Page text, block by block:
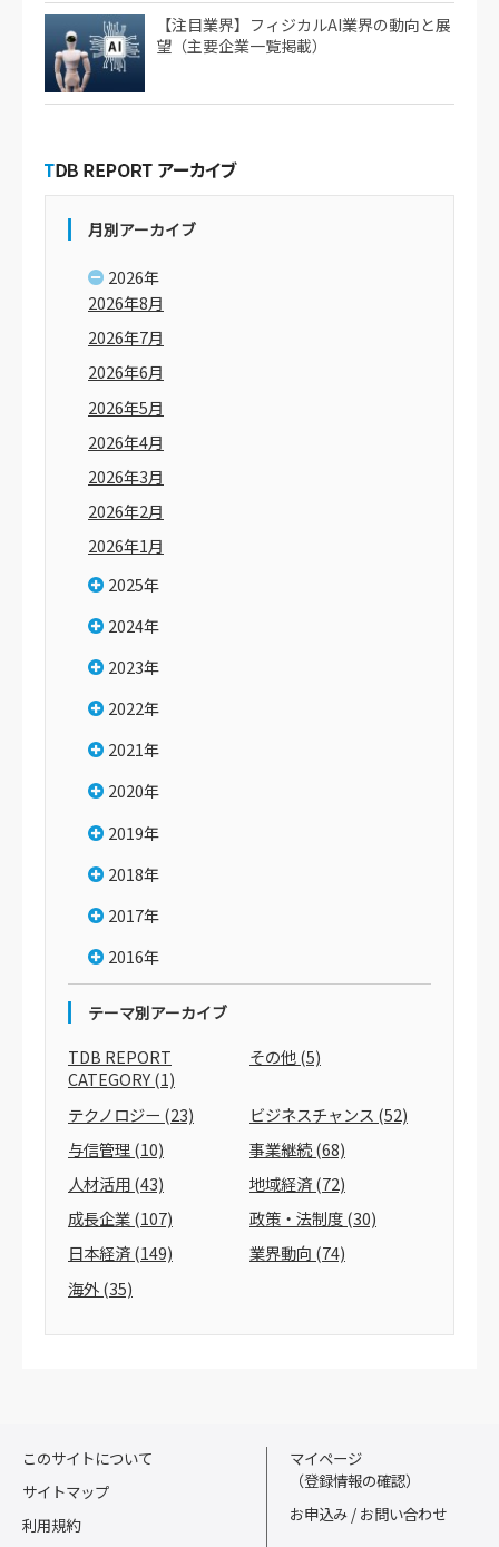
【注目業界】フィジカルAI業界の動向と展
望（主要企業一覧掲載）
月別アーカイブ
2026年
2026年8月
2026年7月
2026年6月
2026年5月
2026年4月
2026年3月
2026年2月
2026年1月
2025年
2024年
2023年
2022年
2021年
2020年
2019年
2018年
2017年
2016年
テーマ別アーカイブ
TDB REPORT
CATEGORY(1)
その他(5)
テクノロジー (23) ビジネスチャンス (52)
与信管理(10) 事業継続(68)
人材活用(43) 地域経済(72)
成長企業(107) 政策・法制度(30)
日本経済(149) 業界動向 (74)
海外(35)
このサイトについて
サイトマップ
利用規約
マイページ
（登録情報の確認）
お申込み / お問い合わせ